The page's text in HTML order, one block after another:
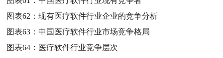
图表62：现有医疗软件行业企业的竞争分析
图表63：中国医疗软件行业市场竞争格局
图表64： 医疗软件行业竞争层次